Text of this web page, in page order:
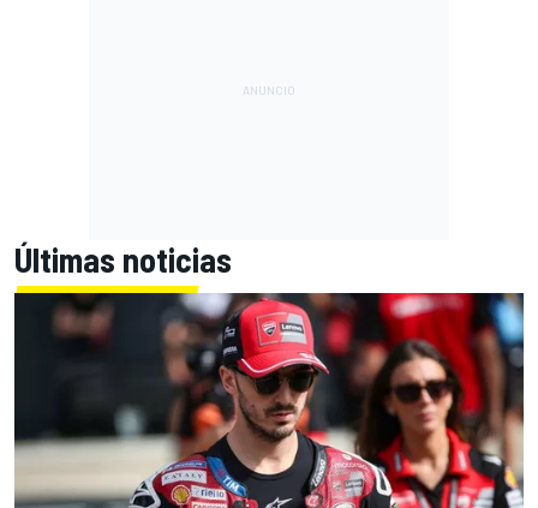
Últimas noticias